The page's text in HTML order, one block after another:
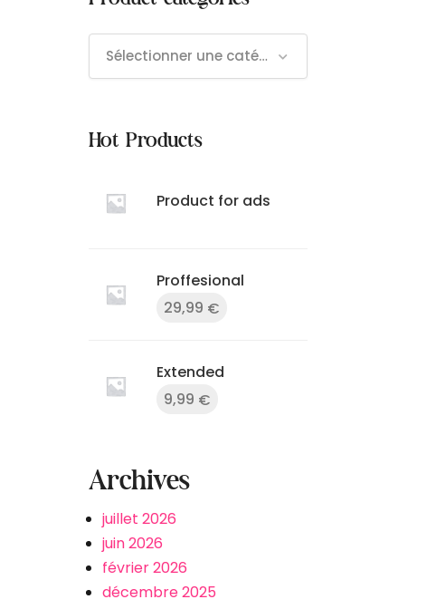
Sélectionner une catégorie
Hot Products
Product for ads
Proffesional
29,99 €
Extended
9,99 €
Archives
juillet 2026
juin 2026
février 2026
décembre 2025